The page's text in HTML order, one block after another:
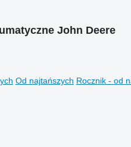
John Deere
Od najtańszych Rocznik - od